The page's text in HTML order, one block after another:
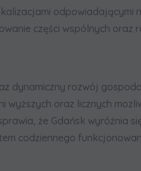
odpowiadającymi
części wspólnych oraz
dynamiczny rozwój
oraz licznych
że Gdańsk wyróżnia
codziennego